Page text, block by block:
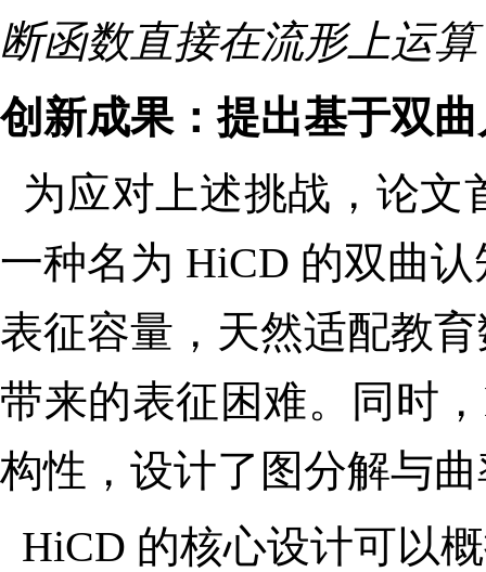
断函数直接在流形上运
创新成果：提出基于双
为应对上述挑战，论文
一种名为 HiCD 的双曲
表征容量，天然适配教
带来的表征困难。同时，
构性，设计了图分解与
HiCD 的核心设计可以